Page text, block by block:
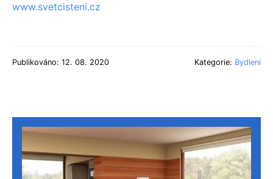
www.svetcisteni.cz
Publikováno: 12. 08. 2020 Kategorie: Bydlení